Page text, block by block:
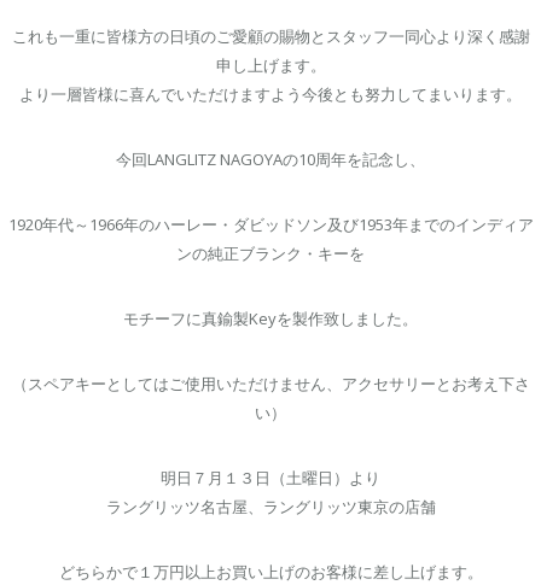
これも一重に皆様方の日頃のご愛顧の賜物とスタッフ一同心より深く感謝
申し上げます。
より一層皆様に喜んでいただけますよう今後とも努力してまいります。
今回LANGLITZ NAGOYAの10周年を記念し、
1920年代～1966年のハーレー・ダビッドソン及び1953年までのインディア
ンの純正ブランク・キーを
モチーフに真鍮製Keyを製作致しました。
（スペアキーとしてはご使用いただけません、アクセサリーとお考え下さ
い）
明日７月１３日（土曜日）より
ラングリッツ名古屋、ラングリッツ東京の店舗
どちらかで１万円以上お買い上げのお客様に差し上げます。